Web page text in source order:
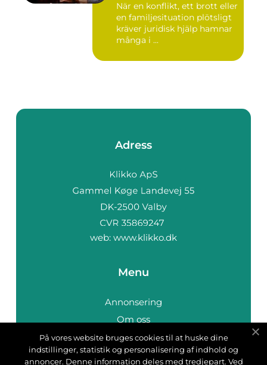
När en konflikt, ett brott eller
en familjesituation plötsligt
kräver juridisk hjälp hamnar
många i ...
Adress
web: www.klikko.dk
Menu
Annonsering
Om oss
Cookies
Kontakta oss
På vores website bruges cookies til at huske dine
indstillinger, statistik og personalisering af indhold og
annoncer. Denne information deles med tredjepart. Ved